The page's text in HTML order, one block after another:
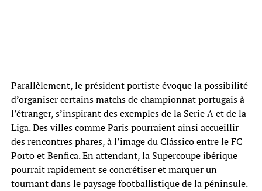
Parallèlement, le président portiste évoque la possibilité
d’organiser certains matchs de championnat portugais à
l’étranger, s’inspirant des exemples de la Serie A et de la
Liga. Des villes comme Paris pourraient ainsi accueillir
des rencontres phares, à l’image du Clássico entre le FC
Porto et Benfica. En attendant, la Supercoupe ibérique
pourrait rapidement se concrétiser et marquer un
tournant dans le paysage footballistique de la péninsule.